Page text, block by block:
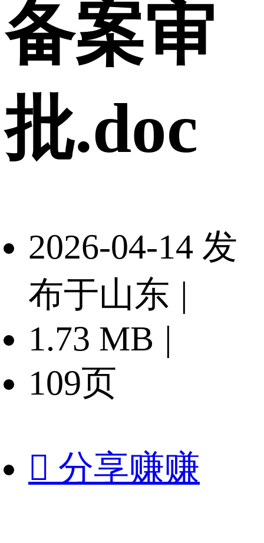
备案审
批.doc
2026-04-14 发
布于山东 |
1.73 MB |
109页
 分享赚赚